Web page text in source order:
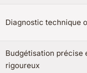
Diagnostic technique
Budgétisation précise
rigoureux